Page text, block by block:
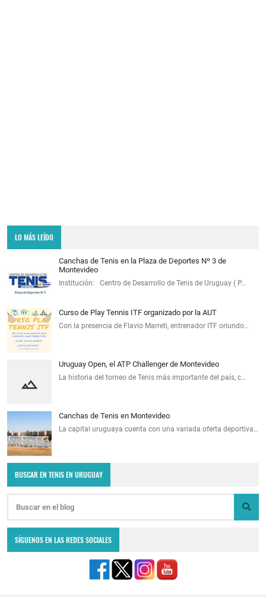
LO MÁS LEÍDO
Canchas de Tenis en la Plaza de Deportes Nº 3 de
Montevideo
Institución: Centro de Desarrollo de Tenis de Uruguay ( P…
Curso de Play Tennis ITF organizado por la AUT
Con la presencia de Flavio Marreti, entrenador ITF oriundo…
Uruguay Open, el ATP Challenger de Montevideo
La historia del torneo de Tenis más importante del país, c…
Canchas de Tenis en Montevideo
La capital uruguaya cuenta con una variada oferta deportiva…
BUSCAR EN TENIS EN URUGUAY
SÍGUENOS EN LAS REDES SOCIALES